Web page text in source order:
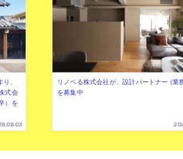
、
式会
）を
リノベる株式会社が、設計パートナー (業
を募集中